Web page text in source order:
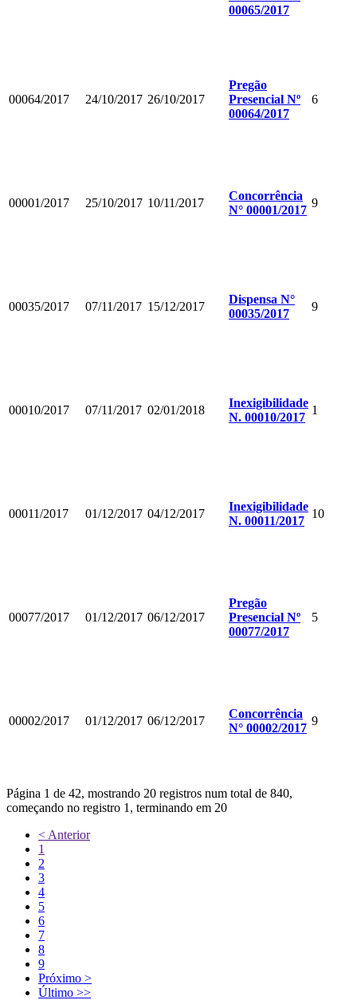
00065/2017
00064/2017 24/10/2017 26/10/2017
Pregão
Presencial Nº
00064/2017
6
00001/2017 25/10/2017 10/11/2017
Concorrência
N° 00001/2017
9
00035/2017 07/11/2017 15/12/2017
Dispensa N°
00035/2017
9
00010/2017 07/11/2017 02/01/2018
Inexigibilidade
N. 00010/2017
1
00011/2017 01/12/2017 04/12/2017
Inexigibilidade
N. 00011/2017
10
00077/2017 01/12/2017 06/12/2017
Pregão
Presencial Nº
00077/2017
5
00002/2017 01/12/2017 06/12/2017
Concorrência
N° 00002/2017
9
Página 1 de 42, mostrando 20 registros num total de 840,
começando no registro 1, terminando em 20
< Anterior
1
2
3
4
5
6
7
8
9
Próximo >
Último >>